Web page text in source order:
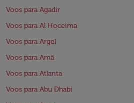
Voos para Agadir
Voos para Al Hoceima
Voos para Argel
Voos para Amã
Voos para Atlanta
Voos para Abu Dhabi